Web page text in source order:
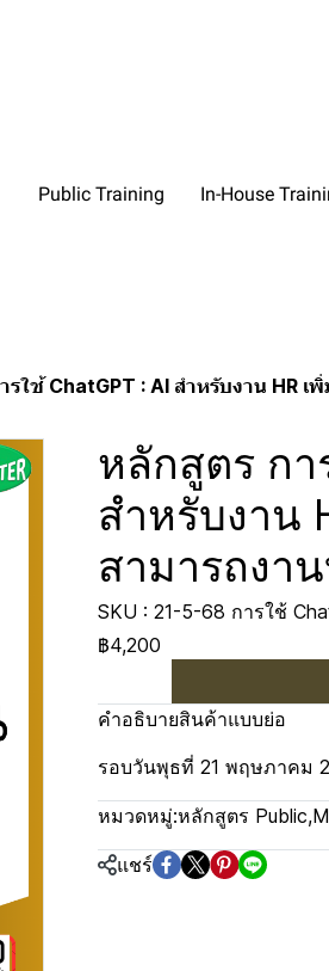
Public Training In-House
รใช้ ChatGPT : AI สำหรับงาน HR
หลักสูตร กา
สำหรับงาน
สามารถงา
SKU : 21-5-68 การใช้
฿4,200
คำอธิบายสินค้าแบบย่อ
รอบวันพุธที่ 21 พฤษภาคม
หมวดหมู่:หลักสูตร Public,
แชร์